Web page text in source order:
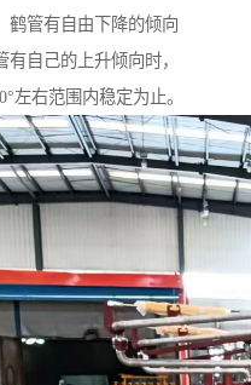
鹤管有自由下降的倾向
自己的上升倾向时，
左右范围内稳定为止。